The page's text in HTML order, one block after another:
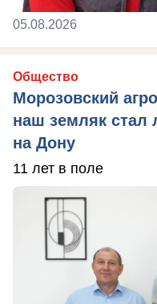
05.08.2026
Общество
Морозовский
наш земляк
на Дону
11 лет в поле